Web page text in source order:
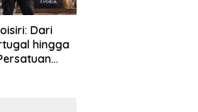
Dari
hingga